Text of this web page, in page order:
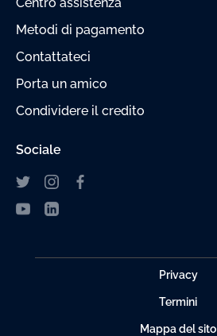
Metodi di pagamento
Contattateci
Porta un amico
Condividere il credito
Sociale
Privacy
Termini
Mappa del sito